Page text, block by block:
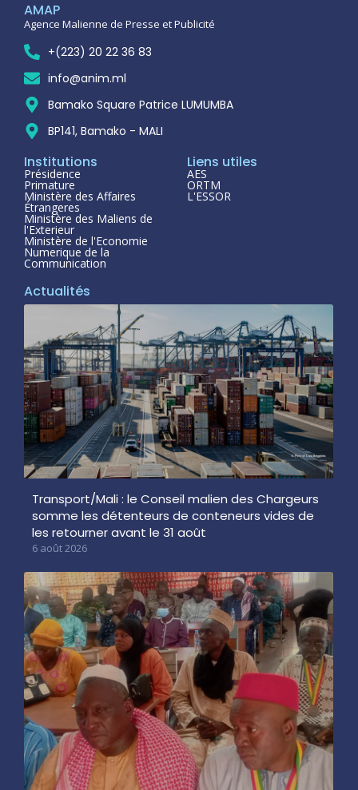
AMAP
Agence Malienne de Presse et Publicité
+(223) 20 22 36 83
info@anim.ml
Bamako Square Patrice LUMUMBA
BP141, Bamako - MALI
Institutions
Présidence
Primature
Ministère des Affaires
Étrangeres
Ministère des Maliens de
l'Exterieur
Ministère de l'Economie
Numerique de la
Communication
Liens utiles
AES
ORTM
L'ESSOR
Actualités
Transport/Mali : le Conseil malien des Chargeurs
somme les détenteurs de conteneurs vides de
les retourner avant le 31 août
6 août 2026